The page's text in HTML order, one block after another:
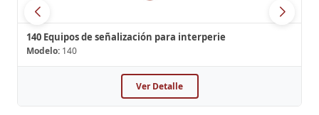
140 Equipos de señalización para interperie
Modelo: 140
Ver Detalle